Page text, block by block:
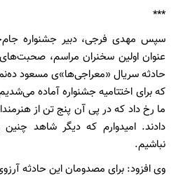
***
سپس مهدی فرجی، دبیر جشنواره
عنوان اولین سخنران مراسم،
حادثه سریال «معراجی‌ها»ی مسعود
که برای اختتامیه جشنواره آماده
ما رخ داد که در پی آن پنج تن از
دادند. امیدوارم که دیگر شاهد
نباشیم.
وی افزود: برای مصدومان این حادثه